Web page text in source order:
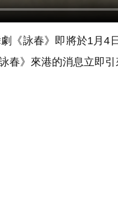
《詠春》即將於1月4
春》來港的消息立即